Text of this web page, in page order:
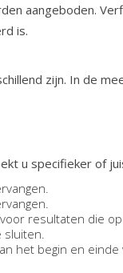
aangeboden.
is.
zijn. In de
u specifieker of
resultaten die op
sluiten.
het begin en